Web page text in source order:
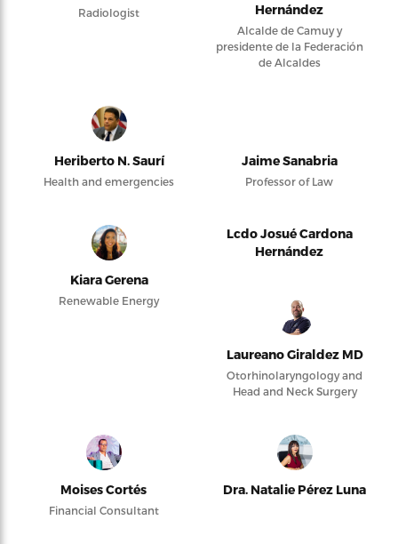
Radiologist
Hernández
Alcalde de Camuy y
presidente de la Federación
de Alcaldes
Heriberto N. Saurí
Health and emergencies
Jaime Sanabria
Professor of Law
Kiara Gerena
Renewable Energy
Lcdo Josué Cardona
Hernández
Laureano Giraldez MD
Otorhinolaryngology and
Head and Neck Surgery
Moises Cortés
Financial Consultant
Dra. Natalie Pérez Luna